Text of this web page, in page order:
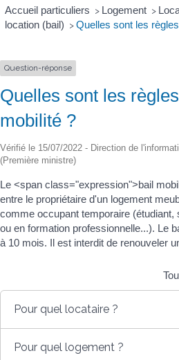
Accueil particuliers > Logement >
location (bail) > Quelles sont les
Question-réponse
Quelles sont les
mobilité ?
Vérifié le 15/07/2022 - Direction de
(Première ministre)
Le <span class="expression">bail
entre le propriétaire d'un logement
comme occupant temporaire
ou en formation professionnelle...). Le
à 10 mois. Il est interdit de renouveler
Pour quel locataire ?
Pour quel logement ?